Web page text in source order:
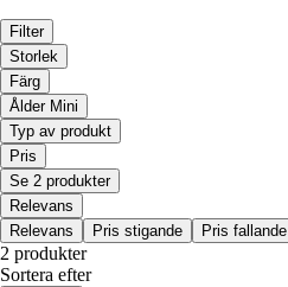
Filter
Storlek
Färg
Ålder Mini
Typ av produkt
Pris
Se 2 produkter
Relevans
Relevans
Pris stigande Pris fallande
2 produkter
Sortera efter